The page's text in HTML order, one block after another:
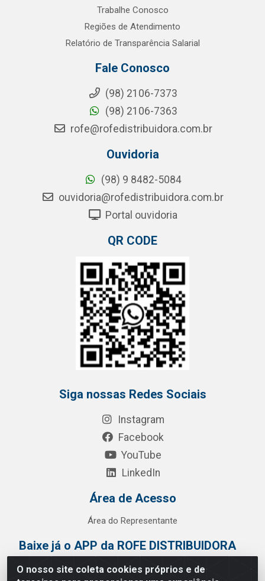
O nosso site coleta cookies próprios e de
Trabalhe Conosco
Regiões de Atendimento
Relatório de Transparência Salarial
Fale Conosco
(98) 2106-7373
(98) 2106-7363
rofe@rofedistribuidora.com.br
Ouvidoria
(98) 9 8482-5084
ouvidoria@rofedistribuidora.com.br
Portal ouvidoria
QR CODE
Siga nossas Redes Sociais
Instagram
Facebook
YouTube
LinkedIn
Área de Acesso
Área do Representante
Baixe já o APP da ROFE DISTRIBUIDORA